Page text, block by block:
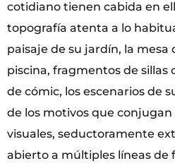
cotidiano tienen cabida en
topografía atenta a lo
paisaje de su jardín, la mesa
piscina, fragmentos de sillas
de cómic, los escenarios de
de los motivos que
visuales, seductoramente
abierto a múltiples líneas de